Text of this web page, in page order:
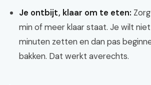
Je ontbijt, klaar om te eten:
min of meer klaar staat. Je wilt
minuten zetten en dan pas
bakken. Dat werkt averechts.